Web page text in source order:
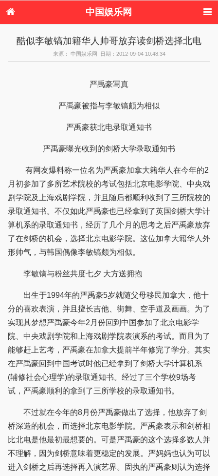
中国娱乐网
港台娱乐
日本娱乐 韩国娱乐
欧美娱乐
音乐新闻 影视新闻
内地明星八卦
八卦
酷似李敏镐加籍华人帅哥放弃读剑桥选择北电
来源： 中国娱乐网 日期：2012-09-04 10:48:34
严禹豪写真
严禹豪被指与李敏镐颇为相似
严禹豪获北电录取通知书
严禹豪曝光收到的剑桥大学录取通知书
有网友爆料称一位名为严禹豪加拿大籍华人在今年的2
月初参加了多所艺术院校的考试包括北京电影学院、中央戏
剧学院及上海戏剧学院，并且随后都顺利收到了三所院校的
录取通知书。不仅如此严禹豪也已经拿到了英国剑桥大学计
算机系的录取通知书，经历了几个月的思考之后严禹豪放弃
了在剑桥的机会，选择北京电影学院。这位加拿大籍华人外
形帅气，与韩国偶像李敏镐颇为相似。
李敏镐与粉丝共度七夕 大方送拥抱
出生于1994年的严禹豪5岁就随父母移民加拿大，他十
分的喜欢表演，并且擅长吉他、街舞、空手道及画画。为了
实现其梦想严禹豪今年2月份回到中国参加了北京电影学
院、中央戏剧学院和上海戏剧学院表演系的考试。而且为了
能够赶上艺考，严禹豪在加拿大提前半年修完了学分。其实
在严禹豪回到中国考试时他已经拿到了剑桥大学计算机系
(辅修社会心理学)的录取通知书。经过了三个学校9场考
试，严禹豪顺利的拿到了三所学校的录取通知书。
不过就在今年的8月份严禹豪做出了选择，他放弃了剑
桥深造的机会，而选择北京电影学院。严禹豪表示和剑桥相
比北电是他最初最想要的。可是严禹豪的这个选择多数人并
不理解，因为剑桥意味着更稳定的发展。严妈妈也认为可以
进入剑桥之后再选择再入演艺界。固执的严禹豪则认为选择